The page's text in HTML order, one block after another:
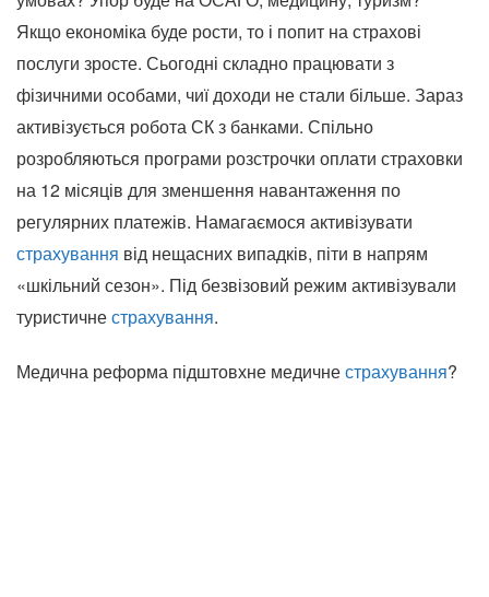
Якщо економіка буде рости, то і попит на страхові
послуги зросте. Сьогодні складно працювати з
фізичними особами, чиї доходи не стали більше. Зараз
активізується робота СК з банками. Спільно
розробляються програми розстрочки оплати страховки
на 12 місяців для зменшення навантаження по
регулярних платежів. Намагаємося активізувати
страхування від нещасних випадків, піти в напрям
«шкільний сезон». Під безвізовий режим активізували
туристичнестрахування.
Медична реформа підштовхне медичнестрахування?